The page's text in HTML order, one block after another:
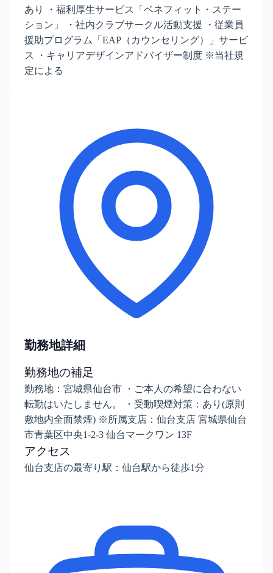
あり ・福利厚生サービス「ベネフィット・ステー
ション」 ・社内クラブサークル活動支援 ・従業員
援助プログラム「EAP（カウンセリング）」サービ
ス ・キャリアデザインアドバイザー制度 ※当社規
定による
勤務地詳細
勤務地の補足
勤務地：宮城県仙台市 ・ご本人の希望に合わない
転勤はいたしません。 ・受動喫煙対策：あり(原則
敷地内全面禁煙) ※所属支店：仙台支店 宮城県仙台
市青葉区中央1-2-3 仙台マークワン 13F
アクセス
仙台支店の最寄り駅：仙台駅から徒歩1分